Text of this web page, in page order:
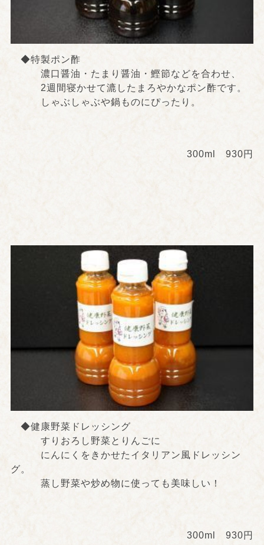
◆特製ポン酢
濃口醤油・たまり醤油・鰹節などを合わせ、
2週間寝かせて漉したまろやかなポン酢です。
しゃぶしゃぶや鍋ものにぴったり。
300ml 930円
◆健康野菜ドレッシング
すりおろし野菜とりんごに
にんにくをきかせたイタリアン風ドレッシン
グ。
蒸し野菜や炒め物に使っても美味しい！
300ml 930円